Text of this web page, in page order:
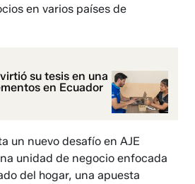
en varios países de
su tesis en una
en Ecuador
un nuevo desafío en AJE
unidad de negocio enfocada
del hogar, una apuesta